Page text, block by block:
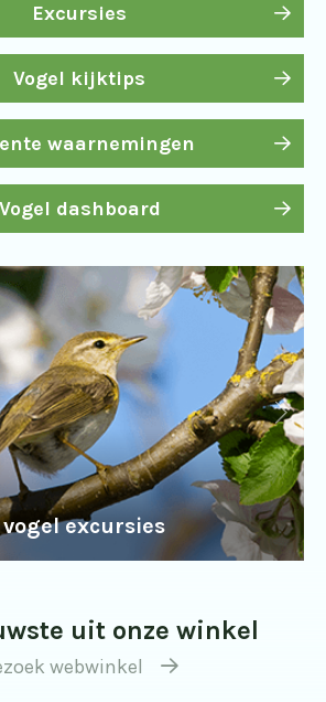
Excursies
Vogel kijktips
waarnemingen
Vogel dashboard
excursies
uit onze winkel
webwinkel